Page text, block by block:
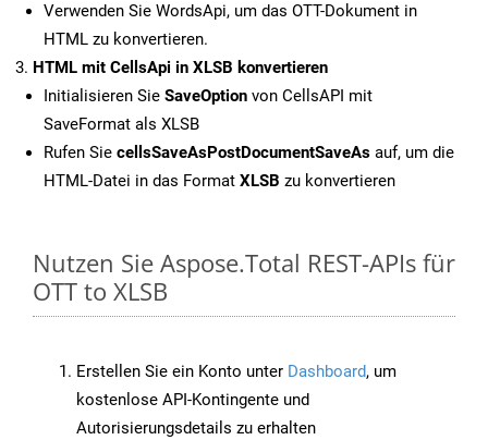
Verwenden Sie WordsApi, um das OTT-Dokument in
HTML zu konvertieren.
HTML mit CellsApi in XLSB konvertieren
Initialisieren Sie SaveOption von CellsAPI mit
SaveFormat als XLSB
Rufen Sie cellsSaveAsPostDocumentSaveAs auf, um die
HTML-Datei in das Format XLSB zu konvertieren
Nutzen Sie Aspose.Total REST-APIs für
OTT to XLSB
Erstellen Sie ein Konto unter Dashboard, um
kostenlose API-Kontingente und
Autorisierungsdetails zu erhalten